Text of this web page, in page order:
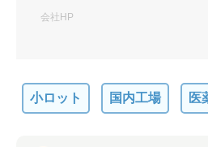
シート状のパック
得意とする化粧品
会社HP
小ロット 国内工場 医